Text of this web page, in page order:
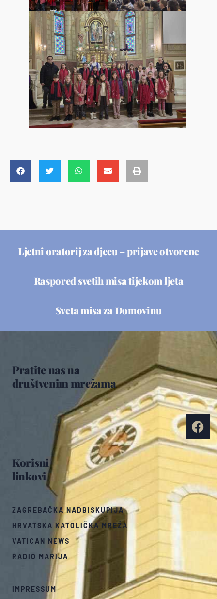
Ljetni oratorij za djecu – prijave otvorene
Raspored svetih misa tijekom ljeta
Sveta misa za Domovinu
Korisni
linkovi
ZAGREBAČKA NADBISKUPIJA
HRVATSKA KATOLIČKA MREŽA
VATICAN NEWS
RADIO MARIJA
IMPRESSUM
Pratite nas na
društvenim mrežama